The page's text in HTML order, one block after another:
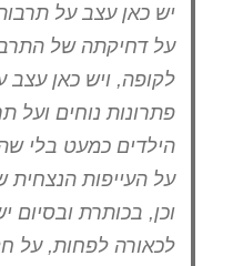
יש כאן עצב על
על דחיקתה של
לקופה, ויש כאן
פתרונות נוחים ועל
הילדים כמעט בלי
על העייפות
וכן, בכותרת ובסיום
לכאורה לפחות, על